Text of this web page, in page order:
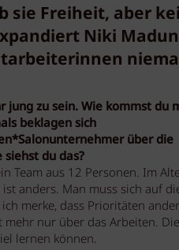
sie Freiheit, aber
Niki
jung zu sein. Wie kommst du
beklagen sich
über die
du das?
Team aus 12 Personen. Im
anders. Man muss sich auf
merke, dass Prioritäten
nur über das Arbeiten.
lernen können.